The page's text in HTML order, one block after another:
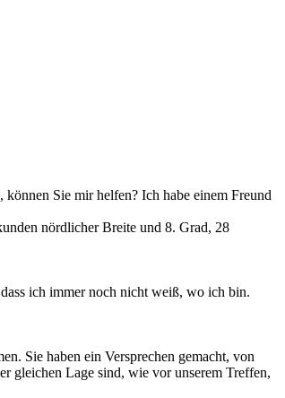
Sie mir helfen? Ich habe einem Freund
nördlicher Breite und 8. Grad, 28
ich immer noch nicht weiß, wo ich bin.
Sie haben ein Versprechen gemacht, von
gleichen Lage sind, wie vor unserem Treffen,